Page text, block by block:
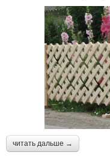
читать дальше →